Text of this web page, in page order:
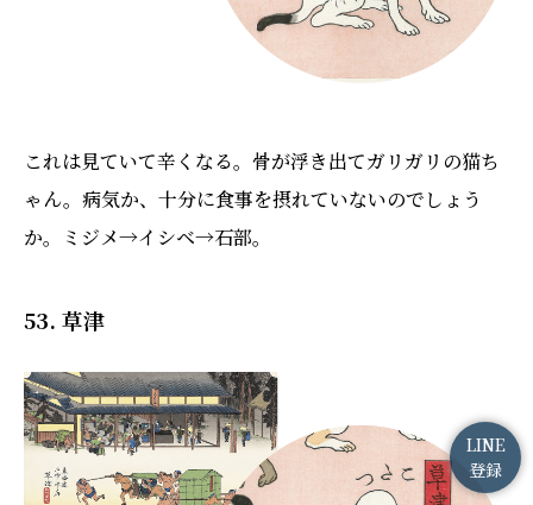
これは見ていて辛くなる。骨が浮き出てガリガリの猫ち
ゃん。病気か、十分に食事を摂れていないのでしょう
か。ミジメ→イシベ→石部。
53. 草津
LINE
登録